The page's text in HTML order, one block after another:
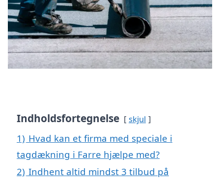
Indholdsfortegnelse skjul
1) Hvad kan et firma med speciale i
tagdækning i Farre hjælpe med?
2) Indhent altid mindst 3 tilbud på